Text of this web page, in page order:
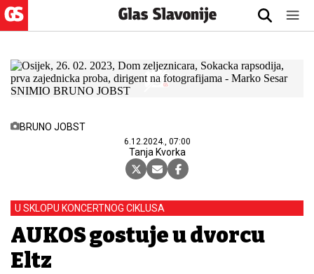
BRUNO JOBST
6.12.2024., 07:00
Tanja Kvorka
U SKLOPU KONCERTNOG CIKLUSA
AUKOS gostuje u dvorcu
Eltz